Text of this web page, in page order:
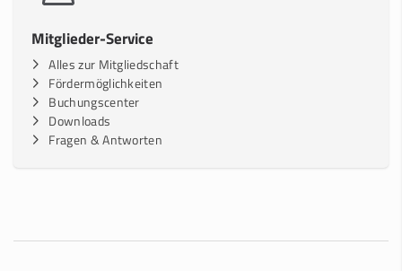
Mitglieder-Service
Alles zur Mitgliedschaft
Fördermöglichkeiten
Buchungscenter
Downloads
Fragen & Antworten